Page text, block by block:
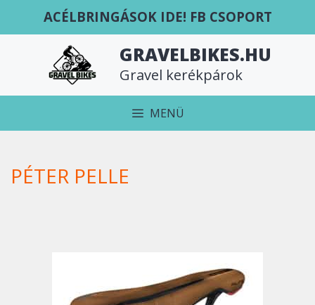
ACÉLBRINGÁSOK IDE! FB CSOPORT
GRAVELBIKES.HU
Gravel kerékpárok
MENÜ
PÉTER PELLE